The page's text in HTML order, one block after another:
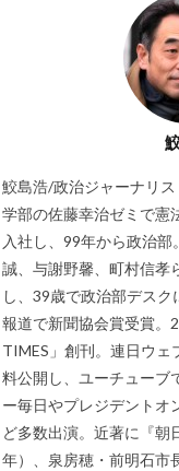
鮫島浩/政治ジャーナリ
学部の佐藤幸治ゼミで憲
入社し、99年から政治
誠、与謝野馨、町村信孝
し、39歳で政治部デスク
報道で新聞協会賞受賞。
TIMES」創刊。連日ウェ
料公開し、ユーチューブ
ー毎日やプレジデントオ
ど多数出演。近著に『朝
年）、泉房穂・前明石市